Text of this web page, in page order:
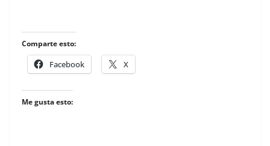
Comparte esto:
Facebook X
Me gusta esto: